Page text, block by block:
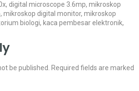
digital microscope 3.6mp, mikroskop
mikroskop digital monitor, mikroskop
biologi, kaca pembesar elektronik,
be published.
Required fields are marked